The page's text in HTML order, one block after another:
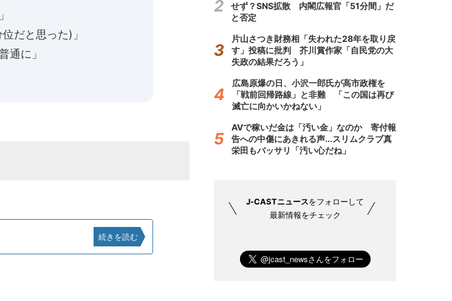
だと思った)」
通に」
続きを読む
せず？SNS拡散 内閣広報官「51分間」だ
と否定
片山さつき財務相「失われた28年を取り戻
す」投稿に批判 芥川賞作家「自民党の大
失政の結果だろう」
広島原爆の日、小沢一郎氏が高市政権を
「戦前回帰路線」と非難 「この国は再び
滅亡に向かいかねない」
AVで稼いだ金は「汚い金」なのか 寄付報
告への中傷にあきれる声...スリムクラブ真
栄田もバッサリ「汚い心だね」
J-CASTニュースをフォローして
最新情報をチェック